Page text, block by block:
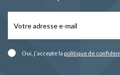
Oui, j’accepte la politique de